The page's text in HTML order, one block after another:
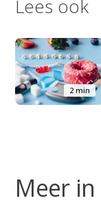
Lees ook
2 min
Meer